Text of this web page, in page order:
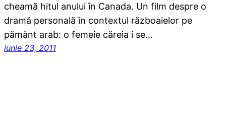
cheamă hitul anului în Canada. Un film despre o
dramă personală în contextul războaielor pe
pământ arab: o femeie căreia i se…
iunie 23, 2011